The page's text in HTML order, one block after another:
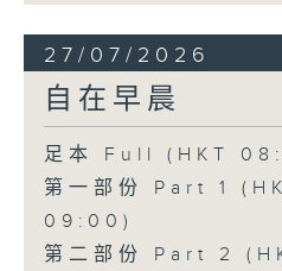
27/07/2026
自在早晨
足本 Full (HKT
第一部份 Part 1
09:00)
第二部份 Part 2